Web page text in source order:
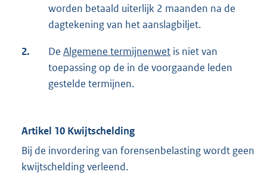
worden betaald uiterlijk 2 maanden na de
dagtekening van het aanslagbiljet.
2. De Algemene termijnenwet is niet van
toepassing op de in de voorgaande leden
gestelde termijnen.
Artikel 10 Kwijtschelding
Bij de invordering van forensenbelasting wordt geen
kwijtschelding verleend.